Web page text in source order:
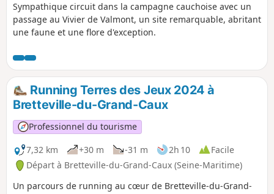
Sympathique circuit dans la campagne cauchoise avec un
passage au Vivier de Valmont, un site remarquable, abritant
une faune et une flore d'exception.
Running Terres des Jeux 2024 à
Bretteville-du-Grand-Caux
Professionnel du tourisme
7,32 km
+30 m -31 m 2h 10
Facile
Départ à Bretteville-du-Grand-Caux (Seine-Maritime)
Un parcours de running au cœur de Bretteville-du-Grand-